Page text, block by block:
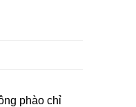
phào chỉ